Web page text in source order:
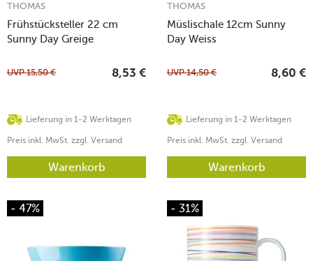
Frühstücksteller 22 cm
Sunny Day Greige
THOMAS
Lieferung in 1-2 Werktagen
UVP15,50 € 8,53 €
Preis inkl. MwSt. zzgl. Versand
Warenkorb
Müslischale 12cm Sunny
Day Weiss
THOMAS
Lieferung in 1-2 Werktagen
UVP14,50 € 8,60 €
Preis inkl. MwSt. zzgl. Versand
Warenkorb
- 47% - 31%